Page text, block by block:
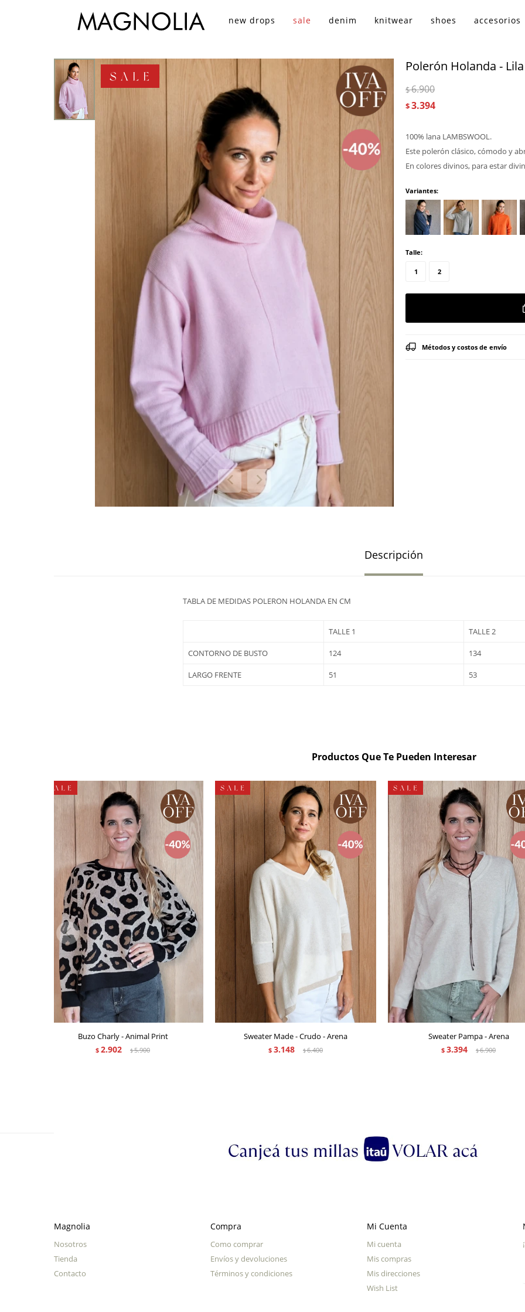
new drops sale denim knitwear shoes accesorios
Polerón Holanda - Lila
$3.394
$6.900
100% lana LAMBSWOOL.
Este polerón clásico, cómodo y
En colores divinos, para estar
Variantes:
Talle:
1 2
Métodos y costos de envío
Descripción
TABLA DE MEDIDAS POLERON HOLANDA EN CM
TALLE 1 TALLE 2
CONTORNO DE BUSTO 124 134
LARGO FRENTE 51 53
Productos Que Te Pueden Interesar
Buzo Charly - Animal Print
$ 2.902 $5.900
Sweater Made - Crudo - Arena
$ 3.148 $6.400
Sweater Pampa - Arena
$ 3.394 $6.900
Magnolia
Nosotros
Tienda
Contacto
Compra
Como comprar
Envíos y devoluciones
Términos y condiciones
Mi Cuenta
Mi cuenta
Mis compras
Mis direcciones
Wish List